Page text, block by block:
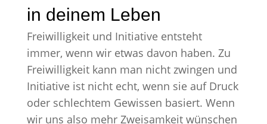
in deinem Leben
Freiwilligkeit und Initiative entsteht
immer, wenn wir etwas davon haben. Zu
Freiwilligkeit kann man nicht zwingen und
Initiative ist nicht echt, wenn sie auf Druck
oder schlechtem Gewissen basiert. Wenn
wir uns also mehr Zweisamkeit wünschen